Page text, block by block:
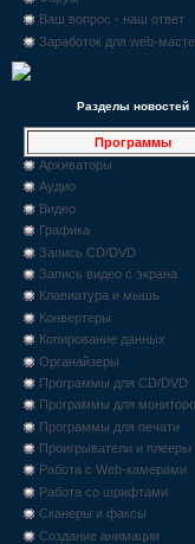
Ваш вопрос - наш ответ
Заработок для web-
Разделы новостей
Программы
Архиваторы
Аудио
Видео
Графика
Запись CD/DVD
Запись видео с экрана
Клавиатура и мышь
Конвертеры
Копирование данных
Органайзеры
Программы для CD/DVD
Программы для
Программы для печати
Проигрыватели и плееры
Работа с Web-камерами
Работа со шрифтами
Сканеры и факсы
Создание анимации